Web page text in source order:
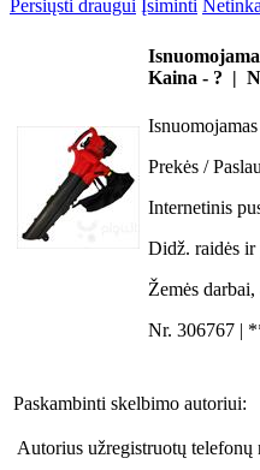
Persiųsti draugui Įsiminti
Kaina - ? |
Prekės /
Internetinis
Didž. raidės ir
Žemės
Nr. 306767 |
Paskambinti skelbimo autoriui:
Autorius užregistruotų telefonų